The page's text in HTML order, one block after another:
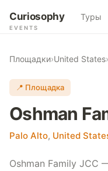
Curiosophy
EVENTS
Туры
Площадки›United States›
📍 Площадка
Oshman
Palo Alto, United
Oshman Family JCC